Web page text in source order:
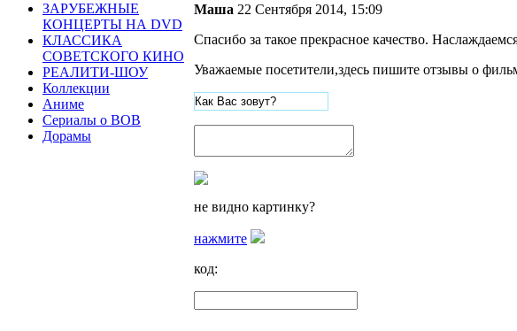
ЗАРУБЕЖНЫЕ
КОНЦЕРТЫ НА DVD
КЛАССИКА
СОВЕТСКОГО КИНО
РЕАЛИТИ-ШОУ
Коллекции
Аниме
Сериалы о ВОВ
Дорамы
Маша 22 Сентября 2014, 15:09
Спасибо за такое прекрасное качество.
Уважаемые посетители,здесь пишите отзывы о
не видно картинку?
нажмите
код: